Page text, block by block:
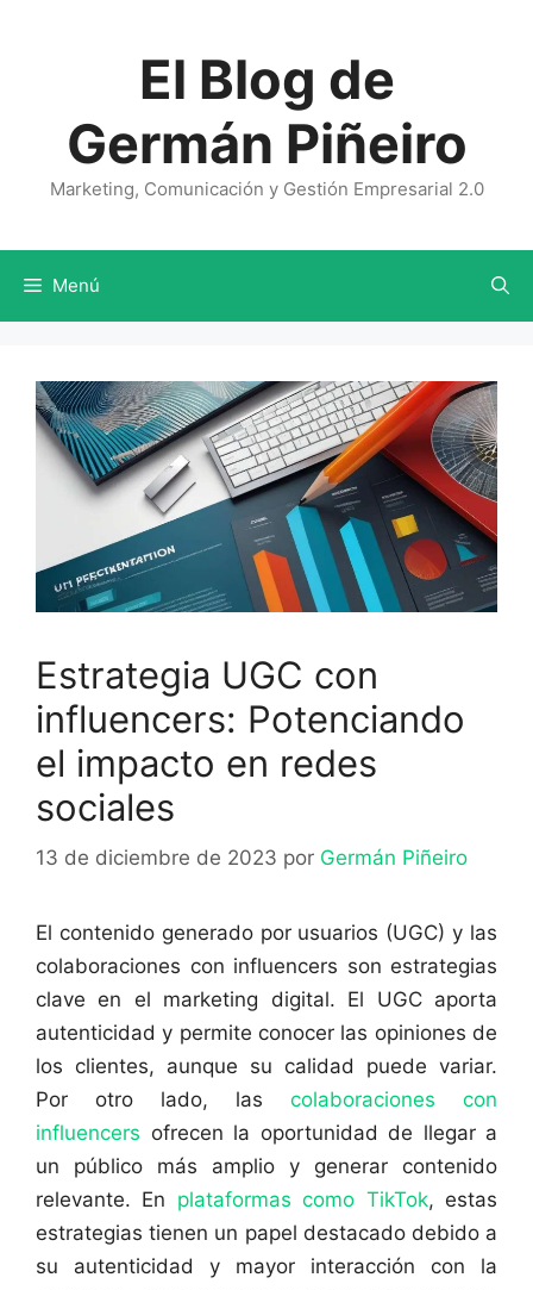
El Blog de
Germán Piñeiro
Marketing, Comunicación y Gestión Empresarial 2.0
Menú
Estrategia UGC con
influencers: Potenciando
el impacto en redes
sociales
13 de diciembre de 2023 por Germán Piñeiro
El contenido generado por usuarios (UGC) y las
colaboraciones con influencers son estrategias
clave en el marketing digital. El UGC aporta
autenticidad y permite conocer las opiniones de
los clientes, aunque su calidad puede variar.
Por otro lado, las colaboraciones con
influencers ofrecen la oportunidad de llegar a
un público más amplio y generar contenido
relevante. En plataformas como TikTok, estas
estrategias tienen un papel destacado debido a
su autenticidad y mayor interacción con la